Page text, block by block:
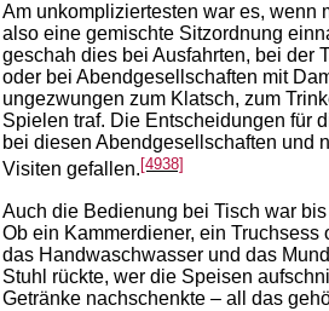
Am unkompliziertesten war es, wenn
also eine gemischte Sitzordnung
geschah dies bei Ausfahrten, bei der
oder bei Abendgesellschaften mit
ungezwungen zum Klatsch, zum
Spielen traf. Die Entscheidungen für
bei diesen Abendgesellschaften und
Visiten gefallen.[4938]
Auch die Bedienung bei Tisch war
Ob ein Kammerdiener, ein Truchsess
das Handwaschwasser und das
Stuhl rückte, wer die Speisen
Getränke nachschenkte – all das